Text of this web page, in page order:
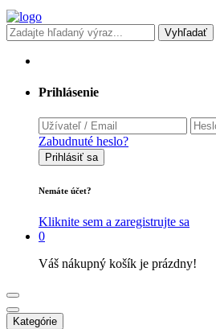
Vyhľadať
Prihlásenie
Zabudnuté heslo?
Prihlásiť sa
Nemáte účet?
Kliknite sem a zaregistrujte sa
0
Váš nákupný košík je prázdny!
Kategórie